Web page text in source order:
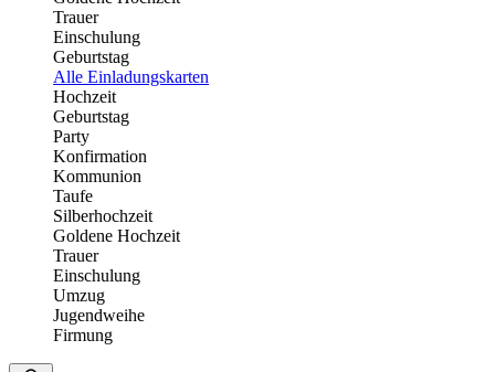
Trauer
Einschulung
Geburtstag
Alle Einladungskarten
Hochzeit
Geburtstag
Party
Konfirmation
Kommunion
Taufe
Silberhochzeit
Goldene Hochzeit
Trauer
Einschulung
Umzug
Jugendweihe
Firmung